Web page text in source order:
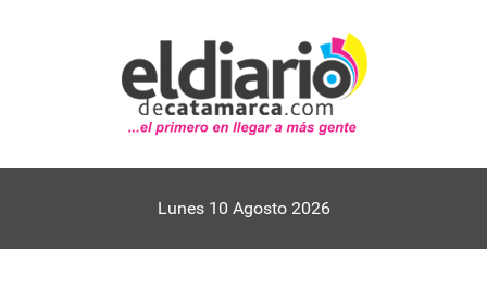
Lunes 10 Agosto 2026